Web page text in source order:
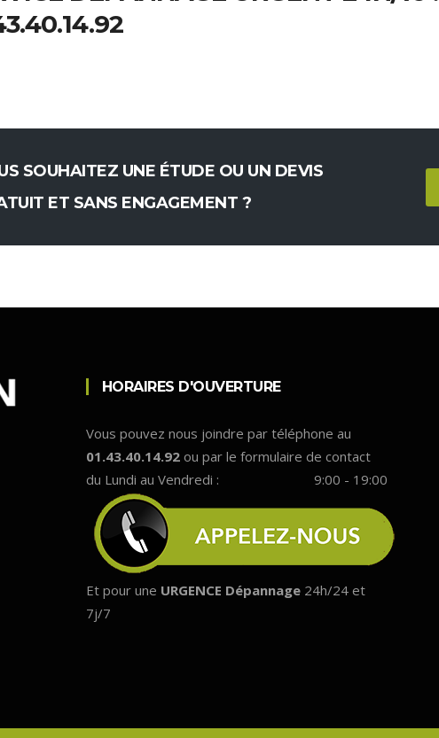
SOUHAITEZ UNE ÉTUDE OU UN DEVIS
ET SANS ENGAGEMENT ?
HORAIRES D'OUVERTURE
Vous pouvez nous joindre par téléphone au
01.43.40.14.92ou par le formulaire de contact
du Lundi au Vendredi :
9:00 - 19:00
Et pour une URGENCE Dépannage24h/24 et
7j/7